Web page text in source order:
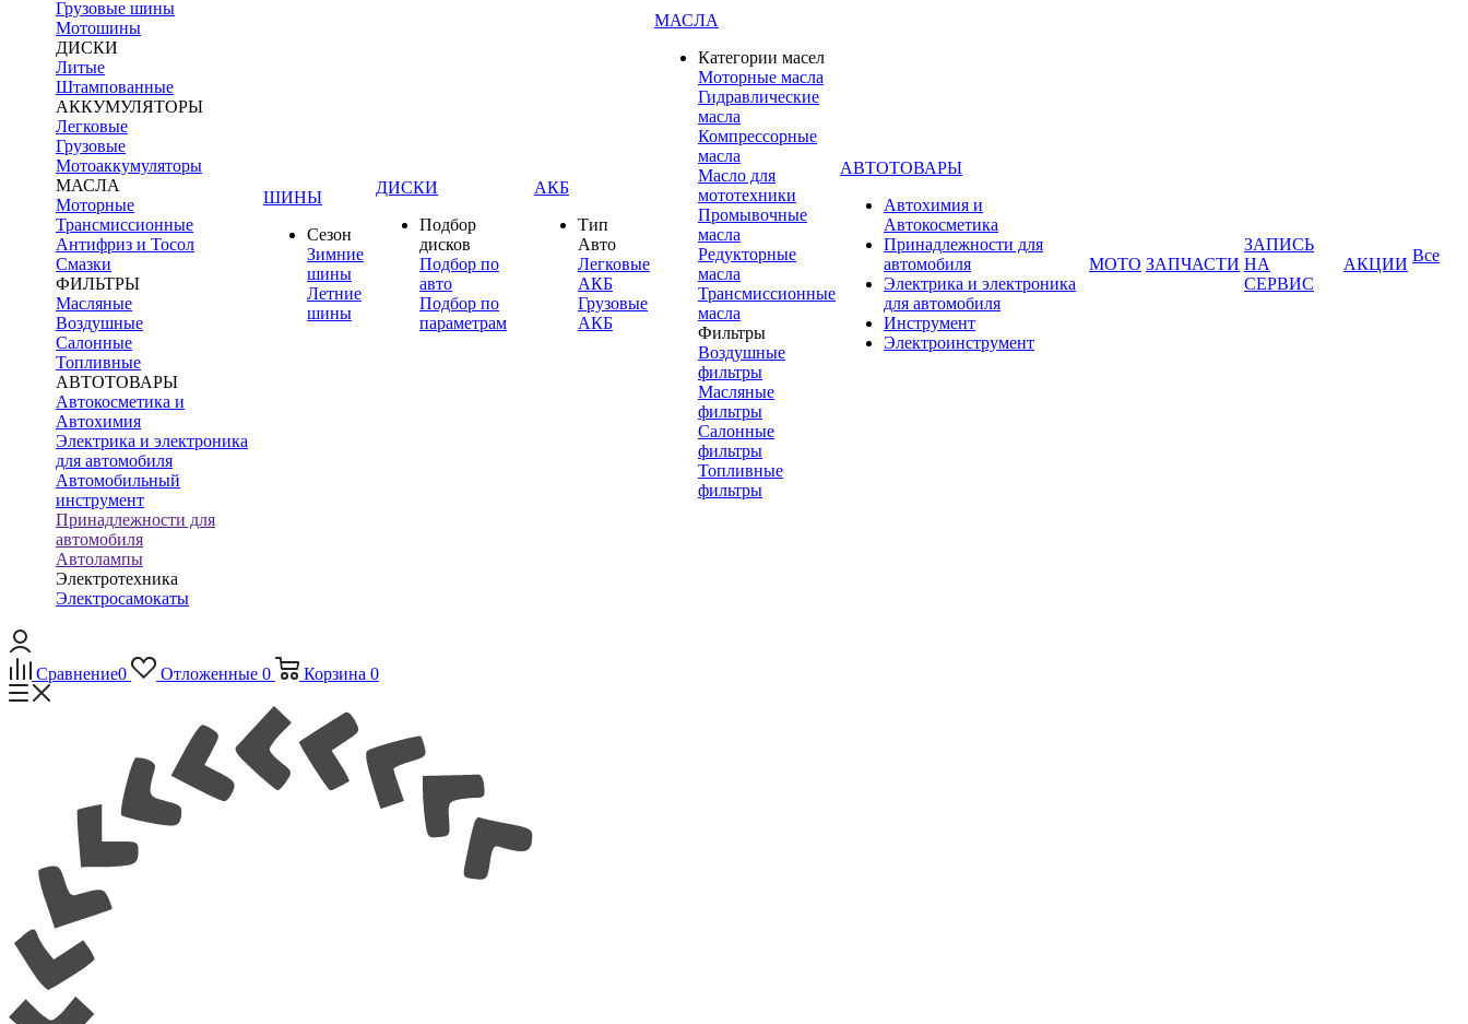
Грузовые шины
Мотошины
ДИСКИ
Литые
Штампованные
АККУМУЛЯТОРЫ
Легковые
Грузовые
Мотоаккумуляторы
МАСЛА
Моторные
Трансмиссионные
Антифриз и Тосол
Смазки
ФИЛЬТРЫ
Масляные
Воздушные
Салонные
Топливные
АВТОТОВАРЫ
Автокосметика и
Автохимия
Электрика и электроника
для автомобиля
Автомобильный
инструмент
Принадлежности для
автомобиля
Автолампы
Электротехника
Электросамокаты
ШИНЫ
Сезон
Зимние
шины
Летние
шины
ДИСКИ
Подбор
дисков
Подбор по
авто
Подбор по
параметрам
АКБ
Тип
Авто
Легковые
АКБ
Грузовые
АКБ
МАСЛА
Категории масел
Моторные масла
Гидравлические
масла
Компрессорные
масла
Масло для
мототехники
Промывочные
масла
Редукторные
масла
Трансмиссионные
масла
Фильтры
Воздушные
фильтры
Масляные
фильтры
Салонные
фильтры
Топливные
фильтры
АВТОТОВАРЫ
Автохимия и
Автокосметика
Принадлежности для
автомобиля
Электрика и электроника
для автомобиля
Инструмент
Электроинструмент
МОТО ЗАПЧАСТИ
ЗАПИСЬ
НА
СЕРВИС
АКЦИИ Все
Сравнение0 Отложенные 0 Корзина 0